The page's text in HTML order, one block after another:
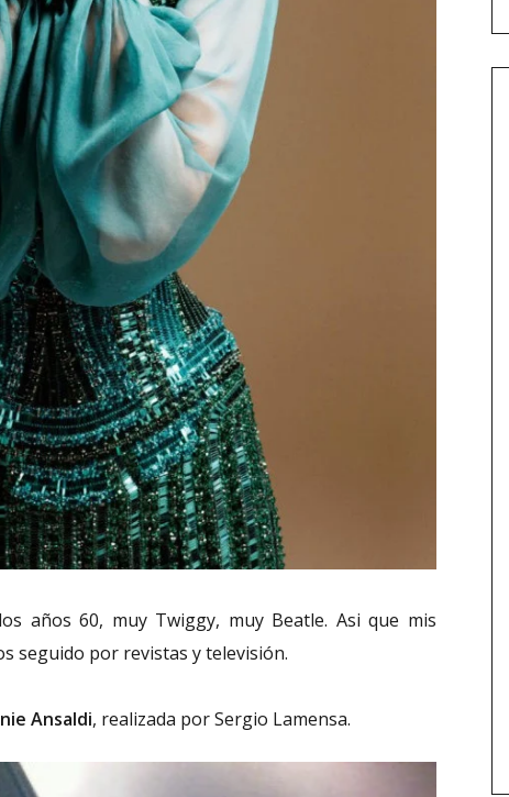
años 60, muy Twiggy, muy Beatle. Asi que mis
seguido por revistas y televisión.
Ansaldi, realizada por Sergio Lamensa.